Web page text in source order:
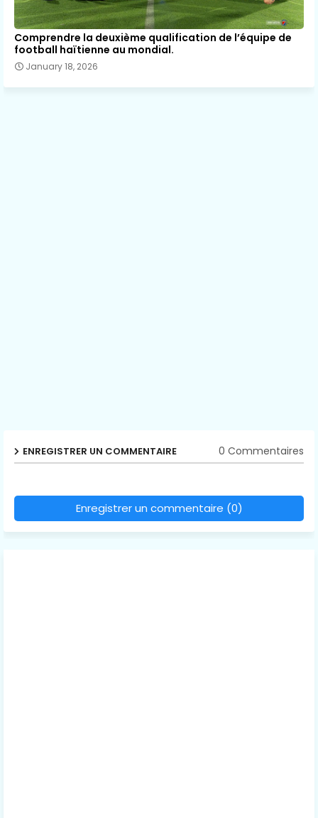
Comprendre la deuxième qualification de l’équipe de
football haïtienne au mondial.
January 18, 2026
ENREGISTRER UN COMMENTAIRE 0 Commentaires
Enregistrer un commentaire (0)